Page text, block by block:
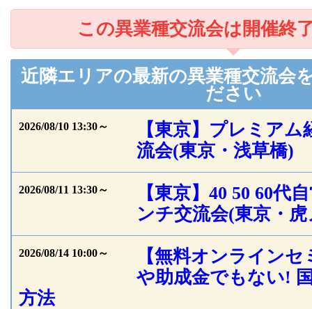
この異業種交流会は開催終
近隣エリアの最新の異業種交流会
ださい
2026/08/10 13:30～
【東京】プレミア
流会(東京・浅草橋)
2026/08/11 13:30～
【東京】40 50 60代
ンチ交流会(東京・
2026/08/14 10:00～
【無料オンライン
や助成金でもない!
方法